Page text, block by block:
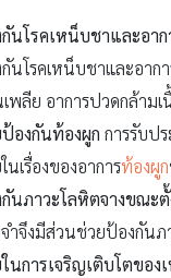
นโรคเหน็บชาและอาก
นโรคเหน็บชาและอาก
พลีย อาการปวดกล้ามเ
องกันท้องผูก การรับป
นเรื่องของอาการท้องผูก
นภาวะโลหิตจางขณะตั้
ำจึงมีส่วนช่วยป้องกันภ
นการเจริญเติบโตขอ